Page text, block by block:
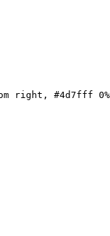
right ,
#4d7fff 0%